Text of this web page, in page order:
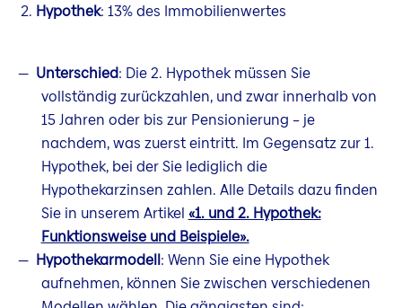
Hypothek: 13% des Immobilienwertes
Unterschied: Die 2. Hypothek müssen Sie
vollständig zurückzahlen, und zwar innerhalb von
15 Jahren oder bis zur Pensionierung – je
nachdem, was zuerst eintritt. Im Gegensatz zur 1.
Hypothek, bei der Sie lediglich die
Hypothekarzinsen zahlen. Alle Details dazu finden
Sie in unserem Artikel «1. und 2. Hypothek:
Funktionsweise und Beispiele».
Hypothekarmodell: Wenn Sie eine Hypothek
aufnehmen, können Sie zwischen verschiedenen